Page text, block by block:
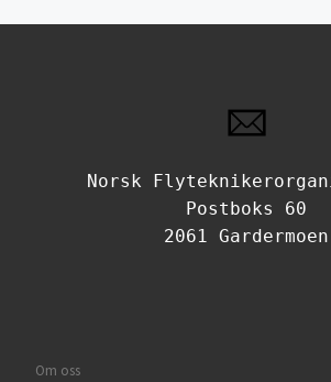
Norsk
Postboks 60
2061 Gardermoen
Om oss